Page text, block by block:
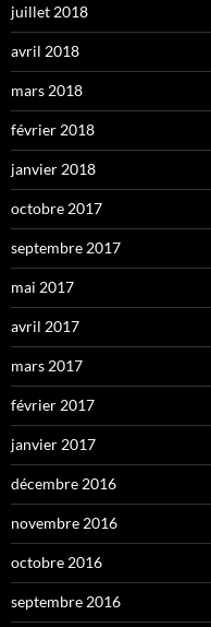
juillet 2018
avril 2018
mars 2018
février 2018
janvier 2018
octobre 2017
septembre 2017
mai 2017
avril 2017
mars 2017
février 2017
janvier 2017
décembre 2016
novembre 2016
octobre 2016
septembre 2016